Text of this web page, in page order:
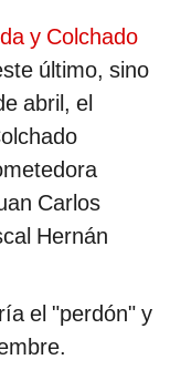
y Colchado
último, sino
abril, el
Carlos
Hernán
el "perdón" y